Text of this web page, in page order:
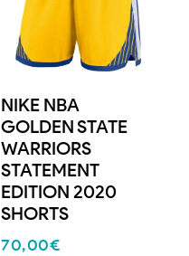
NIKE NBA
GOLDEN STATE
WARRIORS
STATEMENT
EDITION 2020
SHORTS
70,00€